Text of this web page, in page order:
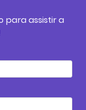
para assistir a